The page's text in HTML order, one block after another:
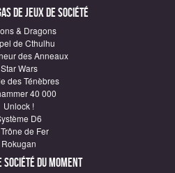
de Jeux de société
& Dragons
de Cthulhu
des Anneaux
Star Wars
des Ténèbres
40 000
Unlock !
D6
de Fer
Rokugan
société du moment